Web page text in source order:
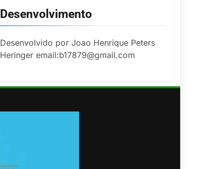
Desenvolvimento
Desenvolvido por Joao Henrique Peters
Heringer email:b17879@gmail.com